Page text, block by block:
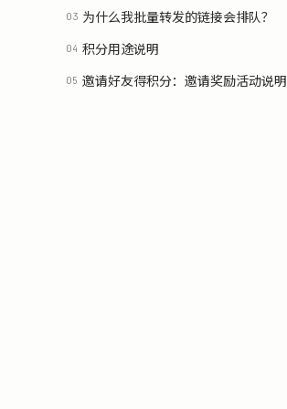
03 为什么我批量转发的链接会排队？
04 积分用途说明
05 邀请好友得积分：邀请奖励活动说明